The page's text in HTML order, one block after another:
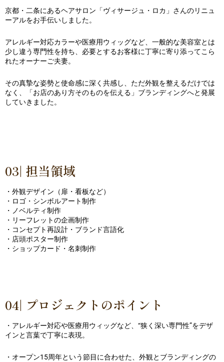
京都・二条にあるヘアサロン「ヴィサージュ・ロカ」さんのリニュ
ーアルをお手伝いしました。
アレルギー対応カラーや医療用ウィッグなど、一般的な美容室とは
少し違う専門性を持ち、必要とするお客様に丁寧に寄り添ってこら
れたオーナーご夫妻。
その真摯な姿勢と使命感に深く共感し、ただ外観を整えるだけでは
なく、「お店のあり方そのものを伝える」ブランディングへと発展
していきました。
03| 担当領域
・外観デザイン（扉・看板など）
・ロゴ・シンボルアート制作
・ノベルティ制作
・リーフレットの企画制作
・コンセプト再設計・ブランド言語化
・店頭ポスター制作
・ショップカード・名刺制作
04| プロジェクトのポイント
・アレルギー対応や医療用ウィッグなど、“狭く深い専門性”をデザ
インと言葉で丁寧に表現。
・オープン15周年という節目に合わせた、外観とブランディングの